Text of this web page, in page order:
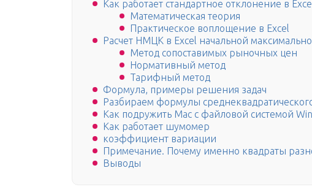
Как работает стандартное отклонение в
Математическая теория
Практическое воплощение в Excel
Расчет НМЦК в Excel начальной
Метод сопоставимых рыночных цен
Нормативный метод
Тарифный метод
Формула, примеры решения задач
Разбираем формулы
Как подружить Mac с файловой системой
Как работает шумомер
коэффициент вариации
Примечание. Почему именно квадраты
Выводы